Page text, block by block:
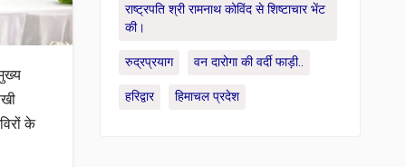
के
राष्ट्रपति श्री रामनाथ कोविंद से शिष्टाचार भेंट
की।
रुद्रप्रयाग वन दारोगा की वर्दी फाड़ी..
हरिद्वार हिमाचल प्रदेश